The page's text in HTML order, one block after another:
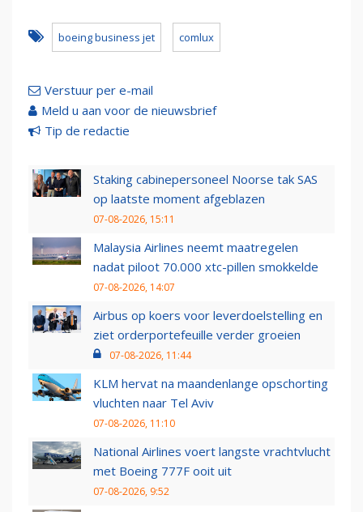
boeing business jet comlux
Verstuur per e-mail
Meld u aan voor de nieuwsbrief
Tip de redactie
Staking cabinepersoneel Noorse tak SAS
op laatste moment afgeblazen
07-08-2026, 15:11
Malaysia Airlines neemt maatregelen
nadat piloot 70.000 xtc-pillen smokkelde
07-08-2026, 14:07
Airbus op koers voor leverdoelstelling en
ziet orderportefeuille verder groeien
07-08-2026, 11:44
KLM hervat na maandenlange opschorting
vluchten naar Tel Aviv
07-08-2026, 11:10
National Airlines voert langste vrachtvlucht
met Boeing 777F ooit uit
07-08-2026, 9:52